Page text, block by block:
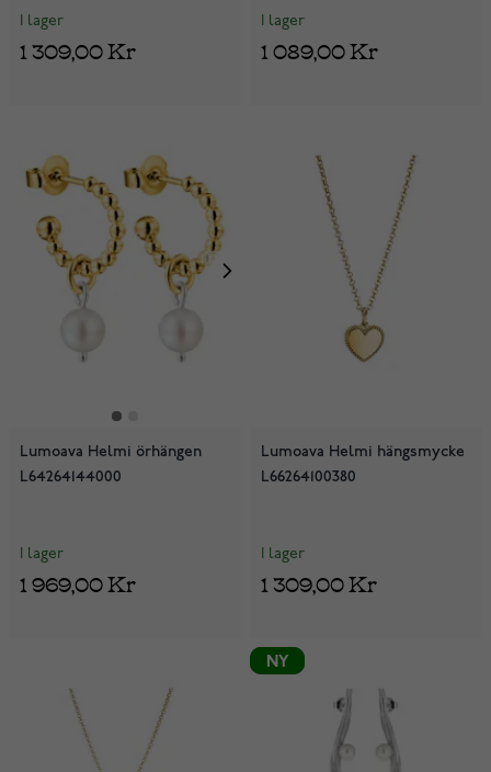
I lager
1 309,00 Kr
I lager
1 089,00 Kr
Lumoava Helmi örhängen
L64264144000
I lager
1 969,00 Kr
Lumoava Helmi hängsmycke
L66264100380
I lager
1 309,00 Kr
NY
NY